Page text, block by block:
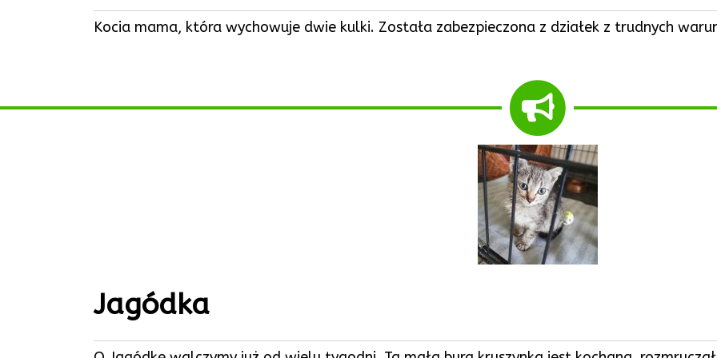
Kocia mama, która wychowuje dwie kulki. Została zabezpieczona z działek z trudnych
Jagódka